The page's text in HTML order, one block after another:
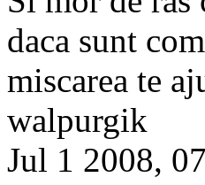
daca sunt
miscarea te
walpurgik
Jul 1 2008,